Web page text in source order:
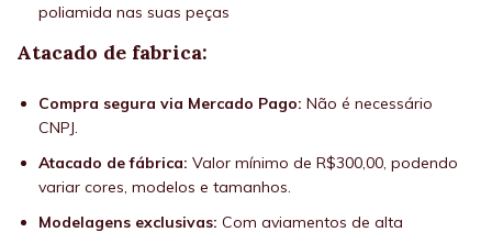
poliamida nas suas peças
Atacado de fabrica:
Compra segura via Mercado Pago: Não é necessário
CNPJ.
Atacado de fábrica: Valor mínimo de R$300,00, podendo
variar cores, modelos e tamanhos.
Modelagens exclusivas: Com aviamentos de alta